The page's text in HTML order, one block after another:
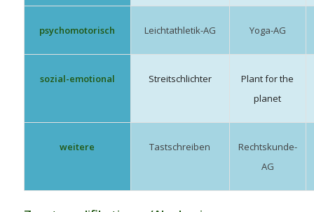
psychomotorisch Leichtathletik-AG Yoga-AG
sozial-emotional Streitschlichter
Plant for the
planet
weitere Tastschreiben
Rechtskunde-
AG